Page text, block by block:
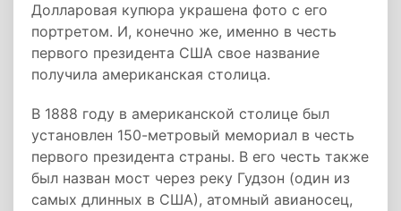
Долларовая купюра украшена фото с его
портретом. И, конечно же, именно в честь
первого президента США свое название
получила американская столица.
В 1888 году в американской столице был
установлен 150-метровый мемориал в честь
первого президента страны. В его честь также
был назван мост через реку Гудзон (один из
самых длинных в США), атомный авианосец,